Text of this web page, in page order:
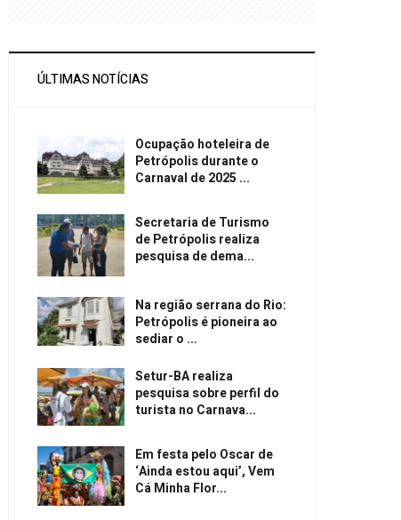
ÚLTIMAS NOTÍCIAS
Ocupação hoteleira de
Petrópolis durante o
Carnaval de 2025 ...
Secretaria de Turismo
de Petrópolis realiza
pesquisa de dema...
Na região serrana do Rio:
Petrópolis é pioneira ao
sediar o ...
Setur-BA realiza
pesquisa sobre perfil do
turista no Carnava...
Em festa pelo Oscar de
‘Ainda estou aqui’, Vem
Cá Minha Flor...